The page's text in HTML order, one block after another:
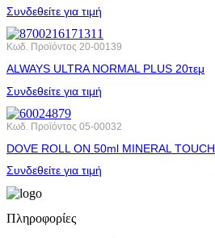
Συνδεθείτε για τιμή
Κωδ. Προϊόντος 20-00139
ALWAYS ULTRA NORMAL PLUS 20τεμ
Συνδεθείτε για τιμή
Κωδ. Προϊόντος 05-00032
DOVE ROLL ΟΝ 50ml MINERAL TOUCH
Συνδεθείτε για τιμή
Πληροφορίες